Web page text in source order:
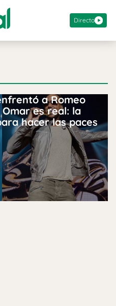
Directo
a Romeo
es real: la
hacer las paces